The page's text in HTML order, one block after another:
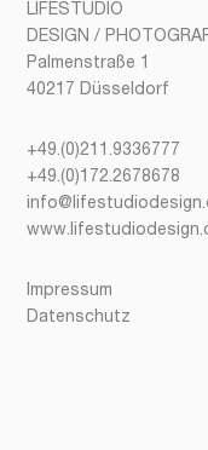
LIFESTUDIO
DESIGN /
Palmenstraße 1
40217 Düsseldorf
+49.(0)211.9336777
+49.(0)172.2678678
Impressum
Datenschutz